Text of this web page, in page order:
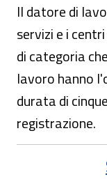
Il datore di
servizi e i
di categoria
lavoro hanno
durata di
registrazione.